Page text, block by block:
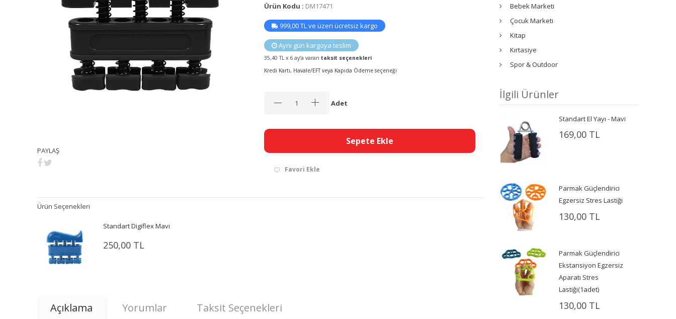
PAYLAŞ
Ürün Kodu : DM17471
999,00 TL ve üzeri ücretsiz kargo
Aynı gün kargoya teslim
35,40 TL x 6 ay’a varan taksit seçenekleri
Kredi Kartı, Havale/EFT veya Kapıda Ödeme seçeneği
Adet
Sepete Ekle
Favori Ekle
Ürün Seçenekleri
Standart Digiflex Mavi
250,00 TL
Açıklama Yorumlar Taksit Seçenekleri
Bebek Marketi
Çocuk Marketi
Kitap
Kırtasiye
Spor & Outdoor
İlgili Ürünler
Standart El Yayı - Mavi
169,00 TL
Parmak Güçlendirici
Egzersiz Stres Lastiği
130,00 TL
Parmak Güçlendirici
Ekstansiyon Egzersiz
Aparatı Stres
Lastiği(1adet)
130,00 TL